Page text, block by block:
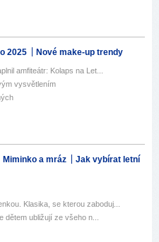
2025 Nové make-up trendy
amfiteátr: Kolaps na Let...
vysvětlením
Miminko a mráz
Jak vybírat letní
Klasika, se kterou zaboduj...
ubližují ze všeho n...